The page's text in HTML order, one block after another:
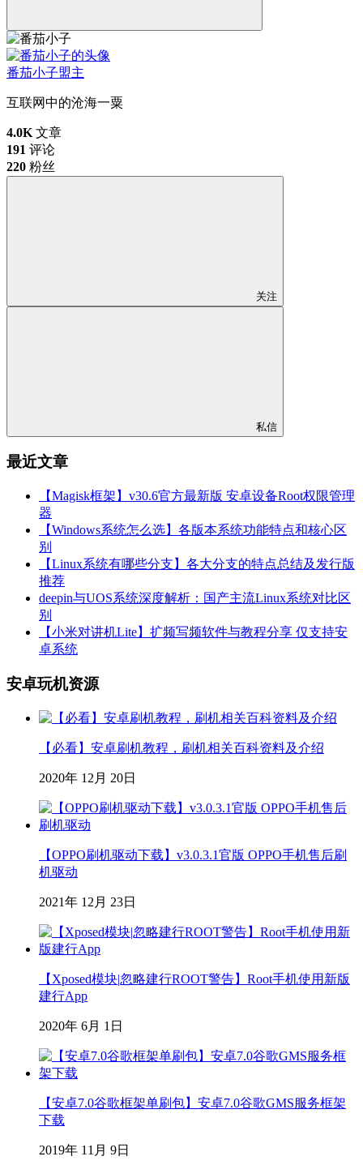
番茄小子盟主
互联网中的沧海一粟
4.0K 文章
191 评论
220 粉丝
关注
私信
最近文章
【Magisk框架】v30.6官方最新版 安卓设备Root权限管理
器
【Windows系统怎么选】各版本系统功能特点和核心区
别
【Linux系统有哪些分支】各大分支的特点总结及发行版
推荐
deepin与UOS系统深度解析：国产主流Linux系统对比区
别
【小米对讲机Lite】扩频写频软件与教程分享 仅支持安
卓系统
安卓玩机资源
【必看】安卓刷机教程，刷机相关百科资料及介绍
2020年 12月 20日
【OPPO刷机驱动下载】v3.0.3.1官版 OPPO手机售后刷
机驱动
2021年 12月 23日
【Xposed模块|忽略建行ROOT警告】Root手机使用新版
建行App
2020年 6月 1日
【安卓7.0谷歌框架单刷包】安卓7.0谷歌GMS服务框架
下载
2019年 11月 9日